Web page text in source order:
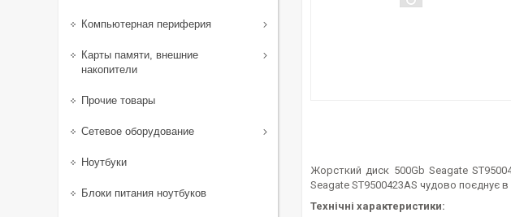
Жорсткий диск 500Gb Seagate
Seagate ST9500423AS чудово поєднує в
Технічні характеристики:
Компьютерная периферия
Карты памяти, внешние
накопители
Прочие товары
Сетевое оборудование
Ноутбуки
Блоки питания ноутбуков